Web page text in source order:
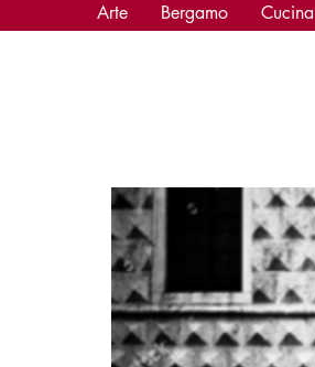
Arte Bergamo Cucina